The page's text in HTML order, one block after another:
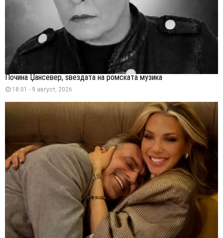
Почина Џансевер, ѕвездата на ромската музика
18:01 - 9 август, 2026